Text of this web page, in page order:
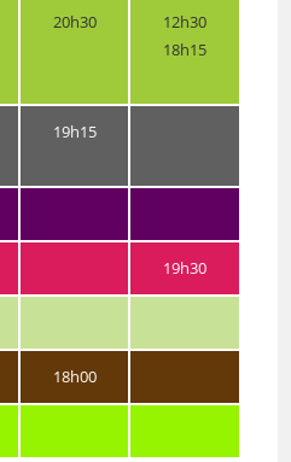
20h30
12h30
18h15
19h15
19h30
18h00